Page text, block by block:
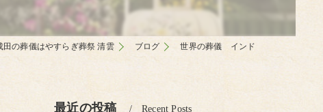
田の葬儀はやすらぎ葬祭 清雲 ブログ 世界の葬儀 インド
最近の投稿 Recent Posts